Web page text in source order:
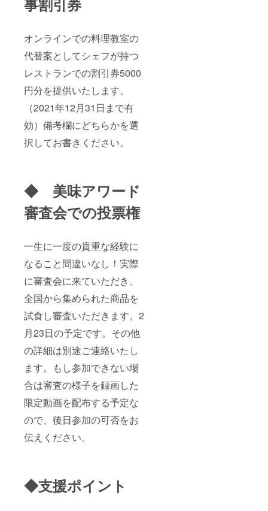
事割引券
オンラインでの料理教室の
代替案としてシェフが持つ
レストランでの割引券5000
円分を提供いたします。
（2021年12月31日まで有
効）備考欄にどちらかを選
択してお書きください。
◆ 美味アワード
審査会での投票権
一生に一度の貴重な経験に
なること間違いなし！実際
に審査会に来ていただき、
全国から集められた商品を
試食し審査いただきます。2
月23日の予定です。その他
の詳細は別途ご連絡いたし
ます。もし参加できない場
合は審査の様子を録画した
限定動画を配布する予定な
ので、後日参加の可否をお
伝えください。
◆支援ポイント